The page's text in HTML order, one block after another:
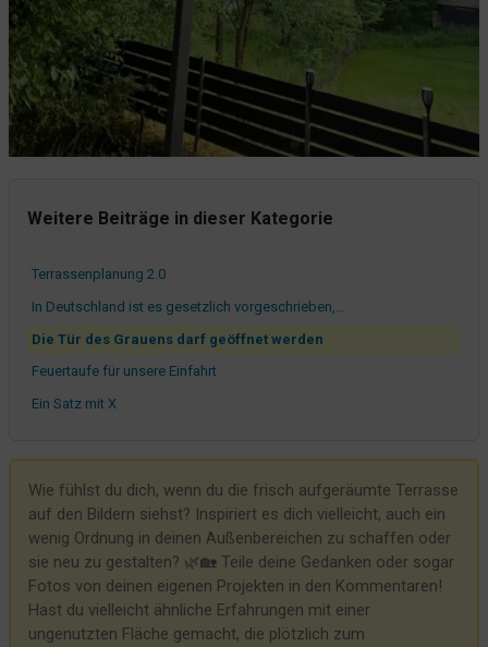
Weitere Beiträge in dieser Kategorie
Unsere Zimmer im Überblick
31 Jahre belüftete Geschichte
Die Terrasse wird schon super werden
Die "neue" Terrasse wird nun vollendet
Schmale Menschen bitte in Zimmer 18!
Und so zerbröselt der Abfluss nun mal...
Terrassenplanung 2.0
In Deutschland ist es gesetzlich vorgeschrieben,...
Die Tür des Grauens darf geöffnet werden
Feuertaufe für unsere Einfahrt
Ein Satz mit X
Streckgitter sind nichts für zarte Hundesohlen!
Per Boot zu erreichen
Die Straße wächst und gedeiht
Manchmal muss es nur Farbe sein
Wie fühlst du dich, wenn du die frisch aufgeräumte Terrasse
auf den Bildern siehst? Inspiriert es dich vielleicht, auch ein
wenig Ordnung in deinen Außenbereichen zu schaffen oder
sie neu zu gestalten? 🌿🏡 Teile deine Gedanken oder sogar
Fotos von deinen eigenen Projekten in den Kommentaren!
Hast du vielleicht ähnliche Erfahrungen mit einer
ungenutzten Fläche gemacht, die plötzlich zum